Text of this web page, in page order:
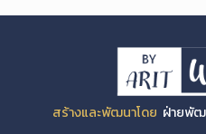
สร้างและพัฒนาโดย ฝ่ายพัฒ